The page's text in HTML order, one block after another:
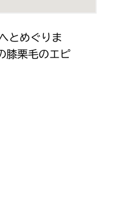
とめぐりま
膝栗毛のエピ